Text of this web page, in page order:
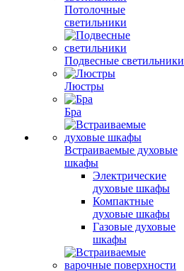
Потолочные
светильники
Подвесные светильники
Люстры
Бра
Встраиваемые духовые
шкафы
Электрические
духовые шкафы
Компактные
духовые шкафы
Газовые духовые
шкафы